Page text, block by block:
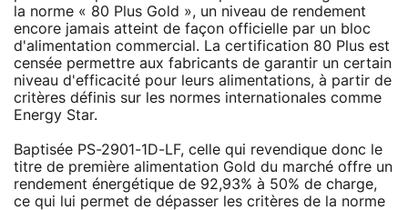
la norme « 80 Plus Gold », un niveau de rendement
encore jamais atteint de façon officielle par un bloc
d'alimentation commercial. La certification 80 Plus est
censée permettre aux fabricants de garantir un certain
niveau d'efficacité pour leurs alimentations, à partir de
critères définis sur les normes internationales comme
Energy Star.
Baptisée PS-2901-1D-LF, celle qui revendique donc le
titre de première alimentation Gold du marché offre un
rendement énergétique de 92,93% à 50% de charge,
ce qui lui permet de dépasser les critères de la norme